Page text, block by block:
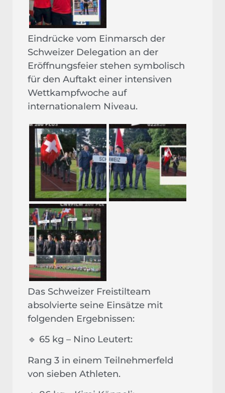
Eindrücke vom Einmarsch der
Schweizer Delegation an der
Eröffnungsfeier stehen symbolisch
für den Auftakt einer intensiven
Wettkampfwoche auf
internationalem Niveau.
Das Schweizer Freistilteam
absolvierte seine Einsätze mit
folgenden Ergebnissen:
🔹 65 kg – Nino Leutert:
Rang 3 in einem Teilnehmerfeld
von sieben Athleten.